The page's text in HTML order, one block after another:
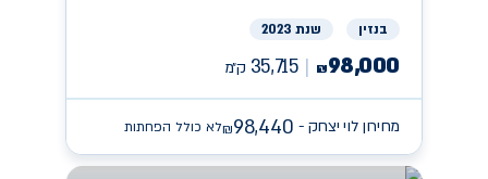
בנזין שנת 2023
₪98,000
35,715 ק״מ
מחירון לוי יצחק - ₪98,440 לא כולל הפחתות